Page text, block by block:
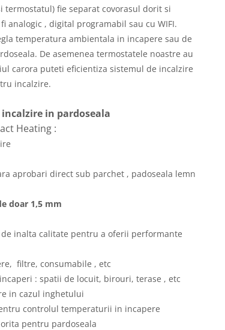
termostatul) fie separat covorasul dorit si
analogic , digital programabil sau cu WIFI.
temperatura ambientala in incapere sau de
De asemenea termostatele noastre au
carora puteti eficientiza sistemul de incalzire
incalzire.
in pardoseala
Heating :
aprobari direct sub parchet , padoseala lemn
doar 1,5 mm
inalta calitate pentru a oferii performante
filtre, consumabile , etc
: spatii de locuit, birouri, terase , etc
in cazul inghetului
controlul temperaturii in incapere
pentru pardoseala